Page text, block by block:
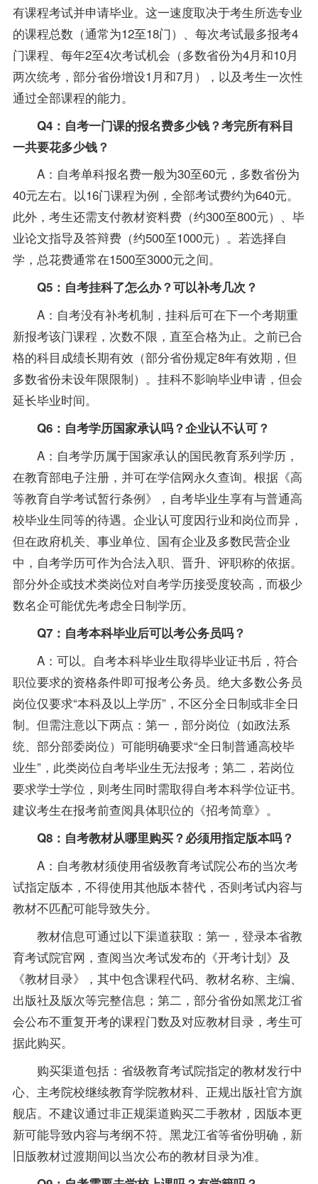
有课程考试并申请毕业。这一速度取决于考生所选专业
的课程总数（通常为12至18门）、每次考试最多报考4
门课程、每年2至4次考试机会（多数省份为4月和10月
两次统考，部分省份增设1月和7月），以及考生一次性
通过全部课程的能力。
Q4：自考一门课的报名费多少钱？考完所有科目
一共要花多少钱？
A：自考单科报名费一般为30至60元，多数省份为
40元左右。以16门课程为例，全部考试费约为640元。
此外，考生还需支付教材资料费（约300至800元）、毕
业论文指导及答辩费（约500至1000元）。若选择自
学，总花费通常在1500至3000元之间。
Q5：自考挂科了怎么办？可以补考几次？
A：自考没有补考机制，挂科后可在下一个考期重
新报考该门课程，次数不限，直至合格为止。之前已合
格的科目成绩长期有效（部分省份规定8年有效期，但
多数省份未设年限限制）。挂科不影响毕业申请，但会
延长毕业时间。
Q6：自考学历国家承认吗？企业认不认可？
A：自考学历属于国家承认的国民教育系列学历，
在教育部电子注册，并可在学信网永久查询。根据《高
等教育自学考试暂行条例》，自考毕业生享有与普通高
校毕业生同等的待遇。企业认可度因行业和岗位而异，
但在政府机关、事业单位、国有企业及多数民营企业
中，自考学历可作为合法入职、晋升、评职称的依据。
部分外企或技术类岗位对自考学历接受度较高，而极少
数名企可能优先考虑全日制学历。
Q7：自考本科毕业后可以考公务员吗？
A：可以。自考本科毕业生取得毕业证书后，符合
职位要求的资格条件即可报考公务员。绝大多数公务员
岗位仅要求“本科及以上学历”，不区分全日制或非全日
制。但需注意以下两点：第一，部分岗位（如政法系
统、部分部委岗位）可能明确要求“全日制普通高校毕
业生”，此类岗位自考毕业生无法报考；第二，若岗位
要求学士学位，则考生同时需取得自考本科学位证书。
建议考生在报考前查阅具体职位的《招考简章》。
Q8：自考教材从哪里购买？必须用指定版本吗？
A：自考教材须使用省级教育考试院公布的当次考
试指定版本，不得使用其他版本替代，否则考试内容与
教材不匹配可能导致失分。
教材信息可通过以下渠道获取：第一，登录本省教
育考试院官网，查阅当次考试发布的《开考计划》及
《教材目录》，其中包含课程代码、教材名称、主编、
出版社及版次等完整信息；第二，部分省份如黑龙江省
会公布不重复开考的课程门数及对应教材目录，考生可
据此购买。
购买渠道包括：省级教育考试院指定的教材发行中
心、主考院校继续教育学院教材科、正规出版社官方旗
舰店。不建议通过非正规渠道购买二手教材，因版本更
新可能导致内容与考纲不符。黑龙江省等省份明确，新
旧版教材过渡期间以当次公布的教材目录为准。